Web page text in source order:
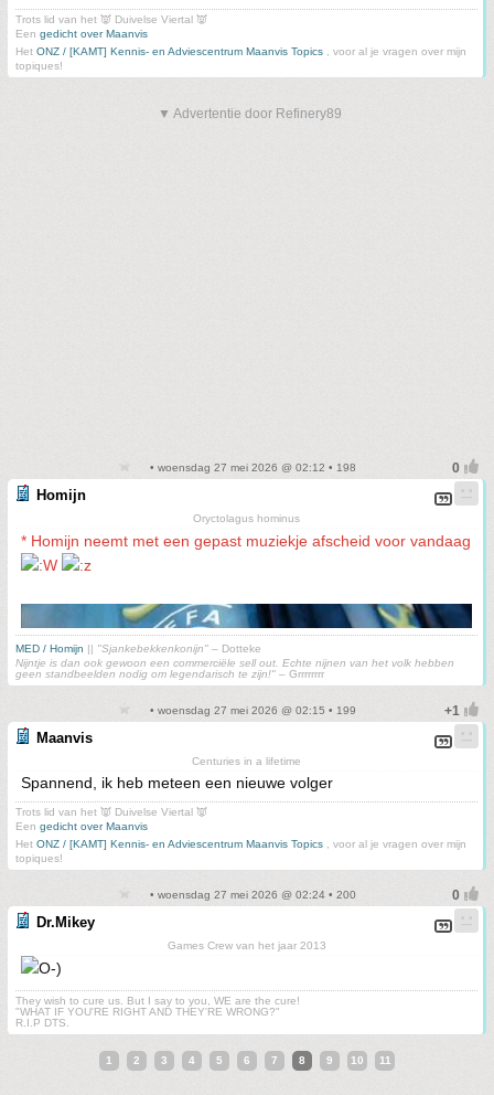
Trots lid van het 👿 Duivelse Viertal 👿
Een gedicht over Maanvis
Het ONZ / [KAMT] Kennis- en Adviescentrum Maanvis Topics , voor al je vragen over mijn
topiques!
▼ Advertentie door Refinery89
• woensdag 27 mei 2026 @ 02:12 • 198
Homijn
Oryctolagus hominus
* Homijn neemt met een gepast muziekje afscheid voor vandaag
MED / Homijn || "Sjankebekkenkonijn" – Dotteke
Nijntje is dan ook gewoon een commerciële sell out. Echte nijnen van het volk hebben
geen standbeelden nodig om legendarisch te zijn!" – Grrrrrrrr
• woensdag 27 mei 2026 @ 02:15 • 199
Maanvis
Centuries in a lifetime
Spannend, ik heb meteen een nieuwe volger
Trots lid van het 👿 Duivelse Viertal 👿
Een gedicht over Maanvis
Het ONZ / [KAMT] Kennis- en Adviescentrum Maanvis Topics , voor al je vragen over mijn
topiques!
• woensdag 27 mei 2026 @ 02:24 • 200
Dr.Mikey
Games Crew van het jaar 2013
They wish to cure us. But I say to you, WE are the cure!
"WHAT IF YOU'RE RIGHT AND THEY'RE WRONG?"
R.I.P DTS.
1 2 3 4 5 6 7 8 9 10 11